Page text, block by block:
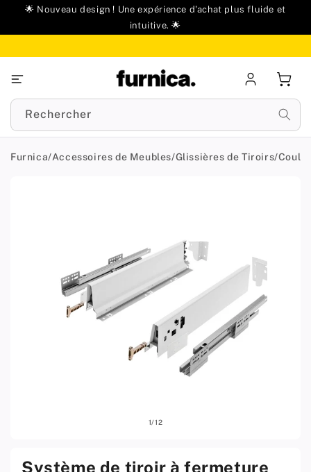
🌟 Nouveau design ! Une expérience d'achat plus fluide et
intuitive. 🌟
connecter
Rechercher
Furnica/Accessoires de Meubles/Glissières de Tiroirs/
w
menu
1/sur
12
Système de tiroir à fermeture